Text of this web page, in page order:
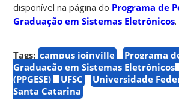
disponível na página do Programa de
Graduação em Sistemas Eletrônicos.
Tags: campus joinville
Programa
Graduação em Sistemas Eletrônicos
(PPGESE)
UFSC
Universidade
Santa Catarina